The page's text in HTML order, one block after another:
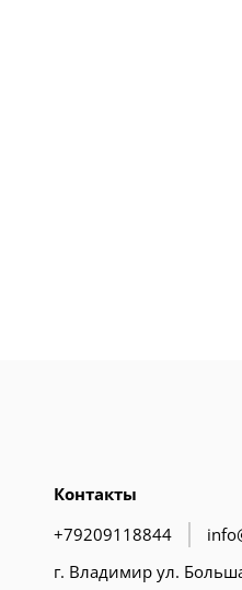
Контакты
+79209118844
г. Владимир ул.